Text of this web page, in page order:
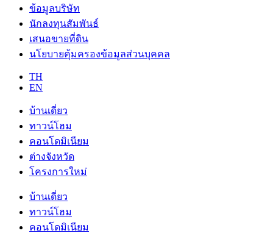
ข้อมูลบริษัท
นักลงทุนสัมพันธ์
เสนอขายที่ดิน
นโยบายคุ้มครองข้อมูลส่วนบุคคล
TH
EN
บ้านเดี่ยว
ทาวน์โฮม
คอนโดมิเนียม
ต่างจังหวัด
โครงการใหม่
บ้านเดี่ยว
ทาวน์โฮม
คอนโดมิเนียม